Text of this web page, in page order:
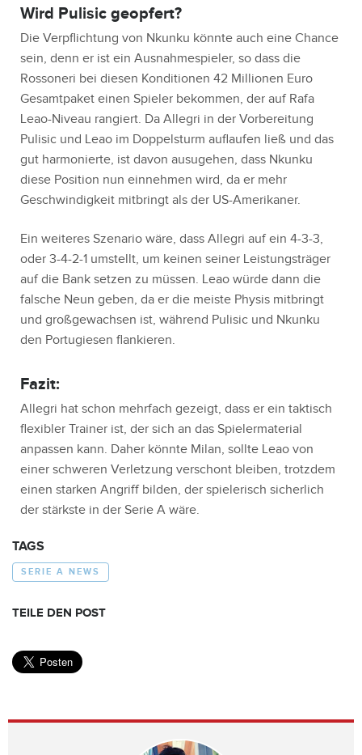
Wird Pulisic geopfert?
Die Verpflichtung von Nkunku könnte auch eine Chance
sein, denn er ist ein Ausnahmespieler, so dass die
Rossoneri bei diesen Konditionen 42 Millionen Euro
Gesamtpaket einen Spieler bekommen, der auf Rafa
Leao-Niveau rangiert. Da Allegri in der Vorbereitung
Pulisic und Leao im Doppelsturm auflaufen ließ und das
gut harmonierte, ist davon ausugehen, dass Nkunku
diese Position nun einnehmen wird, da er mehr
Geschwindigkeit mitbringt als der US-Amerikaner.
Ein weiteres Szenario wäre, dass Allegri auf ein 4-3-3,
oder 3-4-2-1 umstellt, um keinen seiner Leistungsträger
auf die Bank setzen zu müssen. Leao würde dann die
falsche Neun geben, da er die meiste Physis mitbringt
und großgewachsen ist, während Pulisic und Nkunku
den Portugiesen flankieren.
Fazit:
Allegri hat schon mehrfach gezeigt, dass er ein taktisch
flexibler Trainer ist, der sich an das Spielermaterial
anpassen kann. Daher könnte Milan, sollte Leao von
einer schweren Verletzung verschont bleiben, trotzdem
einen starken Angriff bilden, der spielerisch sicherlich
der stärkste in der Serie A wäre.
TAGS
SERIE A NEWS
TEILE DEN POST